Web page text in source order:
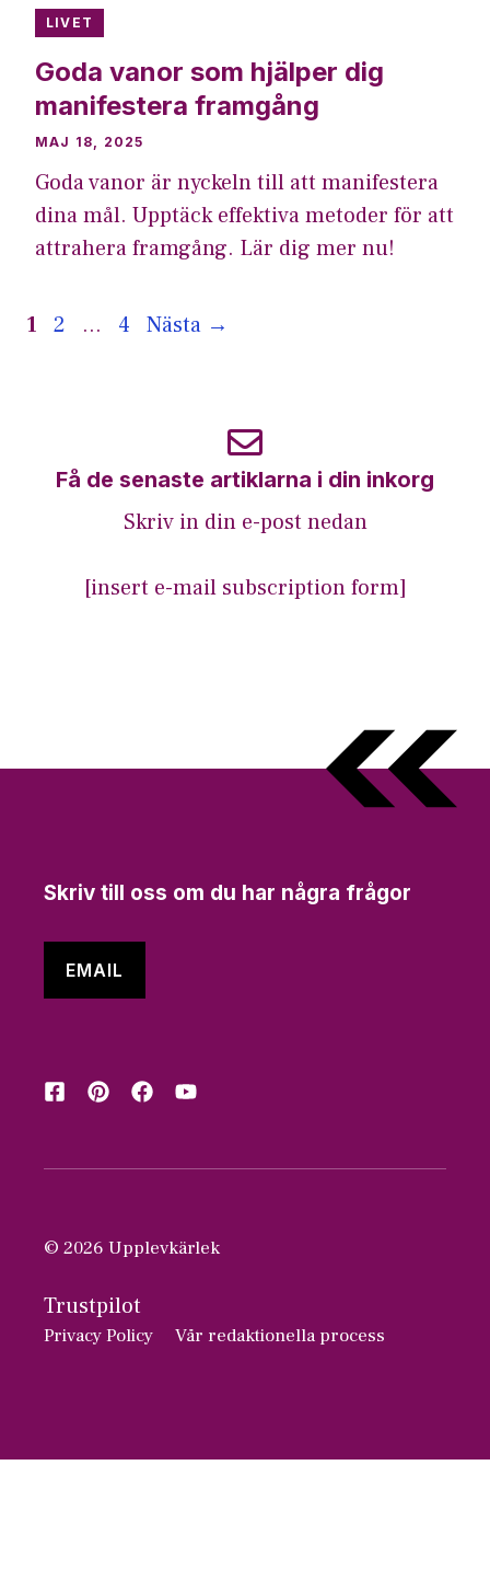
LIVET
Goda vanor som hjälper dig
manifestera framgång
MAJ 18, 2025
Goda vanor är nyckeln till att manifestera
dina mål. Upptäck effektiva metoder för att
attrahera framgång. Lär dig mer nu!
Sida
1 Sida
2 … Sida
4 Nästa →
Få de senaste artiklarna i din inkorg
Skriv in din e-post nedan
[insert e-mail subscription form]
Skriv till oss om du har några frågor
EMAIL
© 2026 Upplevkärlek
Trustpilot
Privacy Policy Vår redaktionella process